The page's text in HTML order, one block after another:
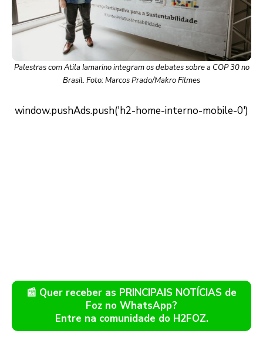
Palestras com Atila Iamarino integram os debates sobre a COP 30 no
Brasil. Foto: Marcos Prado/Makro Filmes
📰 Quer receber as PRINCIPAIS NOTÍCIAS de
Foz no WhatsApp?
Entre na comunidade do H2FOZ.